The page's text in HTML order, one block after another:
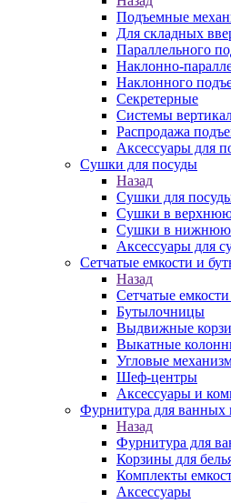
Подъемные
Для складных
Параллельного
Наклонно-
Наклонного
Секретерные
Системы
Распродажа
Аксессуары для
Сушки для посуды
Назад
Сушки для
Сушки в
Сушки в нижнюю
Аксессуары для
Сетчатые емкости и
Назад
Сетчатые
Бутылочницы
Выдвижные
Выкатные
Угловые
Шеф-центры
Аксессуары и
Фурнитура для ванных
Назад
Фурнитура для
Корзины для
Комплекты
Аксессуары